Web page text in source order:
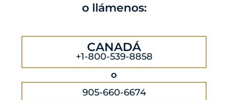
o llámenos:
CANADÁ
+1-800-539-8858
o
905-660-6674